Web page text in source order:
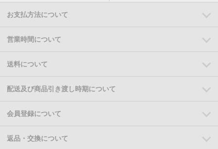
お支払方法について
営業時間について
送料について
配送及び商品引き渡し時期について
会員登録について
返品・交換について